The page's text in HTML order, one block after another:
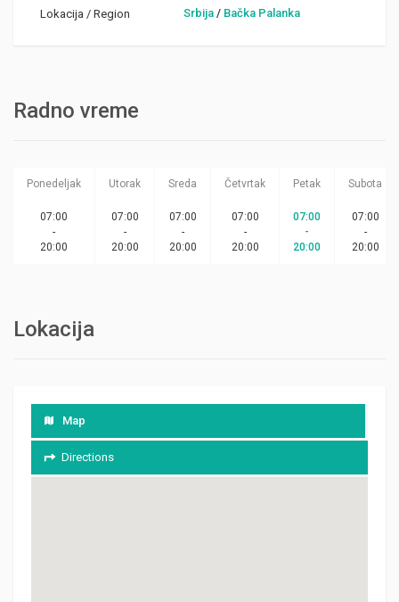
Lokacija / Region Srbija / Bačka Palanka
Radno vreme
Ponedeljak Utorak Sreda Četvrtak Petak Subota
07:00
-
20:00
07:00
-
20:00
07:00
-
20:00
07:00
-
20:00
07:00
-
20:00
07:00
-
20:00
Lokacija
Map
Directions